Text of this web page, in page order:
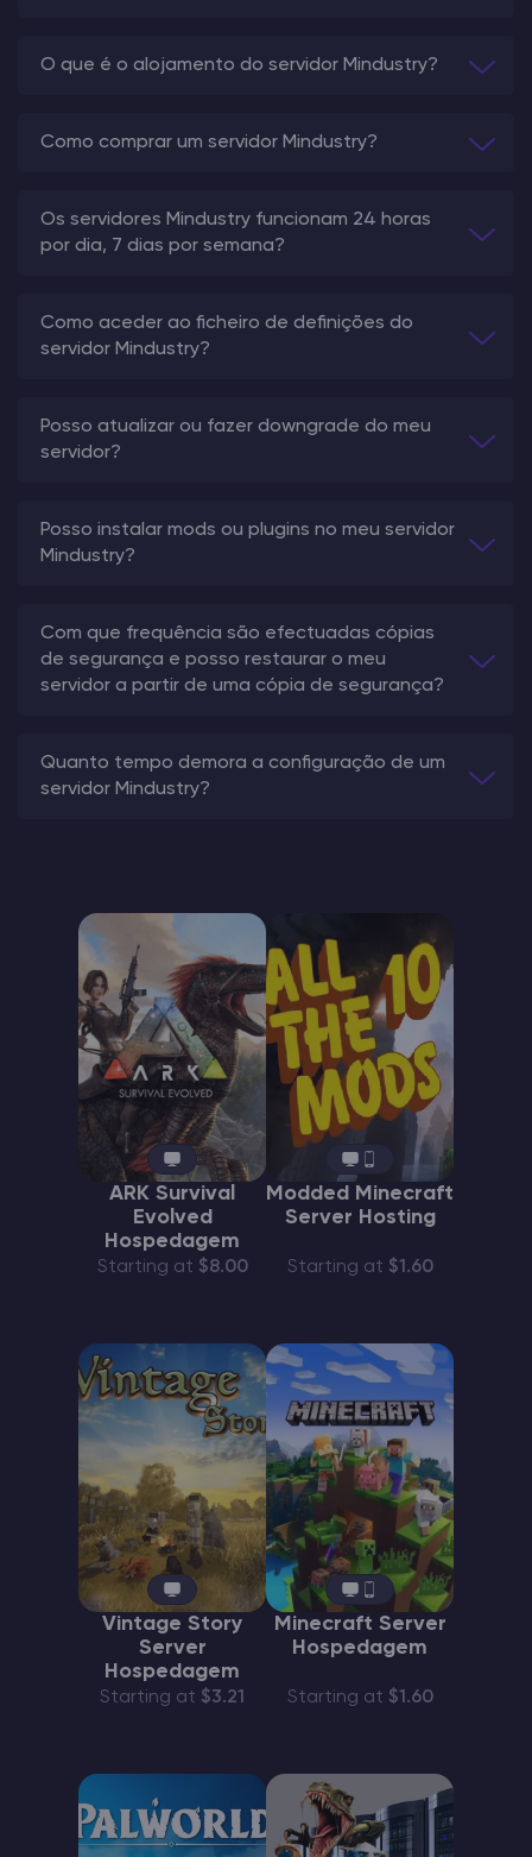
O que é o alojamento do servidor Mindustry?
Como comprar um servidor Mindustry?
Os servidores Mindustry funcionam 24 horas
por dia, 7 dias por semana?
Como aceder ao ficheiro de definições do
servidor Mindustry?
Posso atualizar ou fazer downgrade do meu
servidor?
Posso instalar mods ou plugins no meu servidor
Mindustry?
Com que frequência são efectuadas cópias
de segurança e posso restaurar o meu
servidor a partir de uma cópia de segurança?
Quanto tempo demora a configuração de um
servidor Mindustry?
ARK Survival
Evolved
Hospedagem
Starting at $8.00
Modded Minecraft
Server Hosting
Starting at $1.60
Vintage Story
Server
Hospedagem
Starting at $3.21
Minecraft Server
Hospedagem
Starting at $1.60